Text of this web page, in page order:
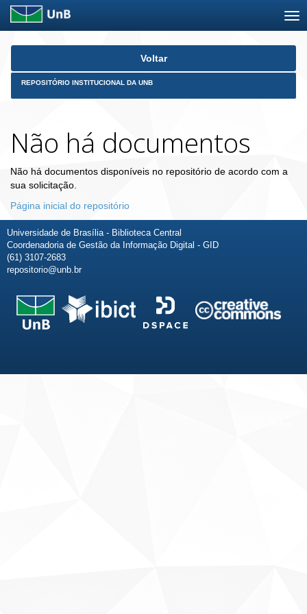
Skip
Voltar
REPOSITÓRIO INSTITUCIONAL DA UNB
Não há documentos
Não há documentos disponíveis no repositório de acordo com a
sua solicitação.
Página inicial do repositório
Universidade de Brasília - Biblioteca Central
Coordenadoria de Gestão da Informação Digital - GID
(61) 3107-2683
repositorio@unb.br